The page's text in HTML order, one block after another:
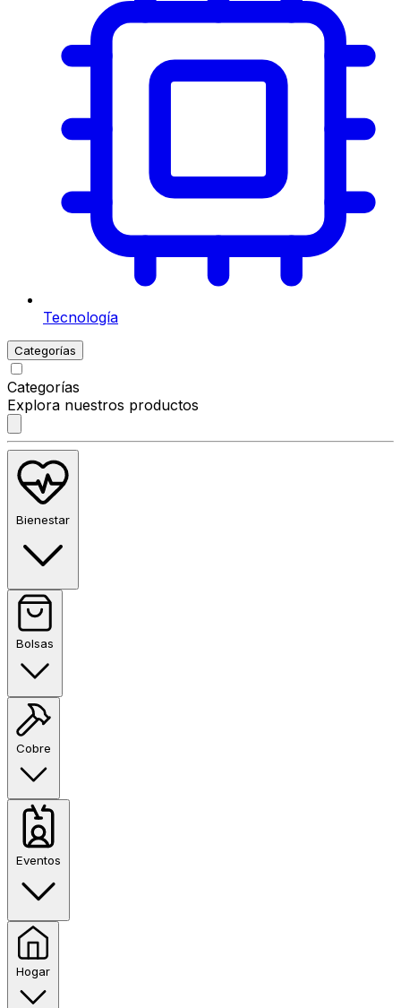
Tecnología
Categorías
Categorías
Explora nuestros productos
Bienestar
Bolsas
Cobre
Eventos
Hogar